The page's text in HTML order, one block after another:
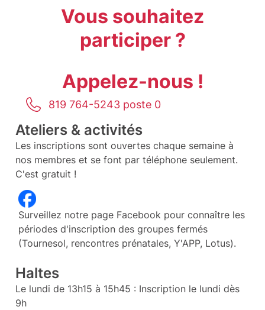
Vous souhaitez
participer ?
Appelez-nous !
819 764-5243 poste 0
Ateliers & activités
Les inscriptions sont ouvertes chaque semaine à
nos membres et se font par téléphone seulement.
C'est gratuit !
Surveillez notre page Facebook pour connaître les
périodes d'inscription des groupes fermés
(Tournesol, rencontres prénatales, Y'APP, Lotus).
Haltes
Le lundi de 13h15 à 15h45 : Inscription le lundi dès
9h